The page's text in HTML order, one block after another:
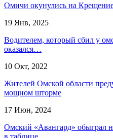
Омичи окунулись на
19 Янв, 2025
Водителем, который сбил у
оказался…
10 Окт, 2022
Жителей Омской области
мощном шторме
17 Июн, 2024
Омский «Авангард» обыграл
в таблице